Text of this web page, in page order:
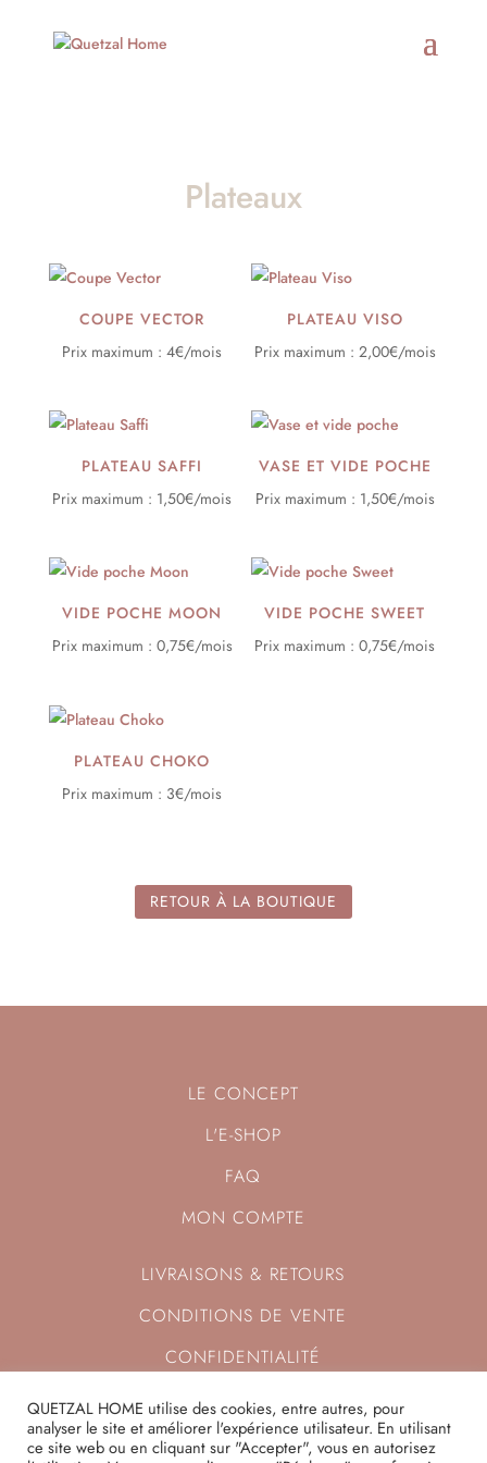
Plateaux
COUPE VECTOR
Prix maximum : 4€/mois
PLATEAU VISO
Prix maximum : 2,00€/mois
PLATEAU SAFFI
Prix maximum : 1,50€/mois
VASE ET VIDE POCHE
Prix maximum : 1,50€/mois
VIDE POCHE MOON
Prix maximum : 0,75€/mois
VIDE POCHE SWEET
Prix maximum : 0,75€/mois
PLATEAU CHOKO
Prix maximum : 3€/mois
RETOUR À LA BOUTIQUE
LE CONCEPT
L'E-SHOP
FAQ
MON COMPTE
LIVRAISONS & RETOURS
CONDITIONS DE VENTE
CONFIDENTIALITÉ
NOUS CONTACTER
QUETZAL HOME utilise des cookies, entre autres, pour
analyser le site et améliorer l'expérience utilisateur. En utilisant
ce site web ou en cliquant sur "Accepter", vous en autorisez